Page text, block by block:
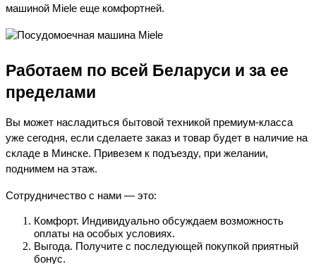
машиной Miele еще комфортней.
Работаем по всей Беларуси и за ее
пределами
Вы может насладиться бытовой техникой премиум-класса
уже сегодня, если сделаете заказ и товар будет в наличие на
складе в Минске. Привезем к подъезду, при желании,
поднимем на этаж.
Сотрудничество с нами — это:
Комфорт. Индивидуально обсуждаем возможность
оплаты на особых условиях.
Выгода. Получите с последующей покупкой приятный
бонус.